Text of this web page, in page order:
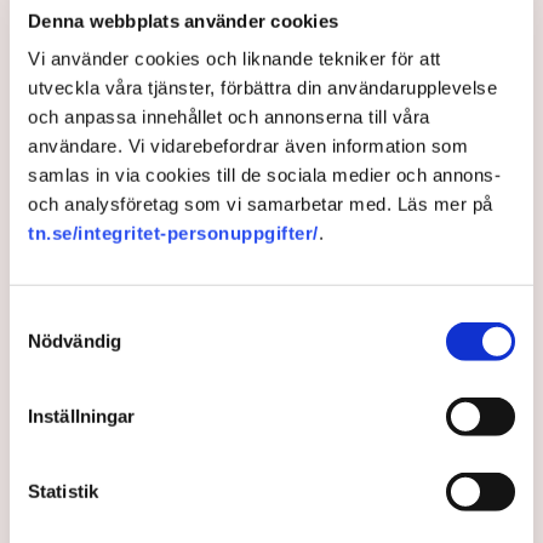
Denna webbplats använder cookies
Vi använder cookies och liknande tekniker för att
utveckla våra tjänster, förbättra din användarupplevelse
och anpassa innehållet och annonserna till våra
användare. Vi vidarebefordrar även information som
samlas in via cookies till de sociala medier och annons-
och analysföretag som vi samarbetar med. Läs mer på
tn.se/integritet-personuppgifter/.
Nödvändig
Inställningar
Statistik
inflationsbekämpningen, men då är det nödvändigt
att löntagarna den här gången inte kräver
kompensation för prisökningarna. Det säger Lars
Heikensten, tidigare riksbankschef, till DN.
4 years ago | Av: Redaktionen
LO: EU:s minimilönedirektiv